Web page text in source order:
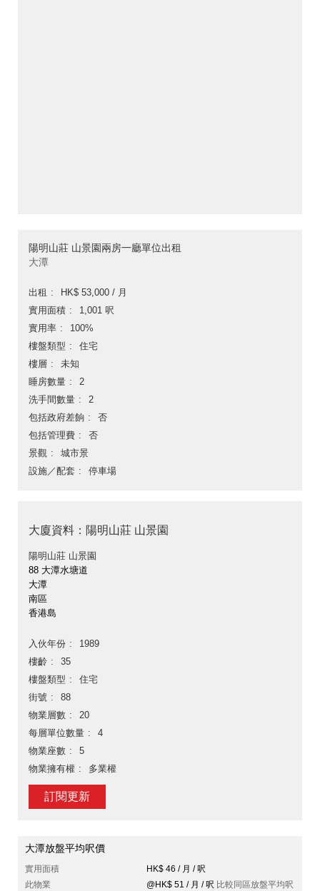
陽明山莊 山景園兩房一廳單位出租
大潭
出租
HK$ 53,000 / 月
實用面積
1,001 呎
實用率
100%
樓盤類型
住宅
樓層
未知
睡房數量
2
洗手間數量
2
包括政府差餉
否
包括管理費
否
景觀
城市景
設施／配套
停車場
大廈資料：陽明山莊 山景園
陽明山莊 山景園
88 大潭水塘道
大潭
南區
香港島
入伙年份
1989
樓齡
35
樓盤類型
住宅
街號
88
物業層數
20
每層單位數量
4
物業座數
5
物業擁有權
多業權
訂閱更新
大潭放盤平均呎價
實用面積
HK$ 46 / 月 / 呎
此物業
@HK$ 51 / 月 / 呎 比較同區放盤平均呎